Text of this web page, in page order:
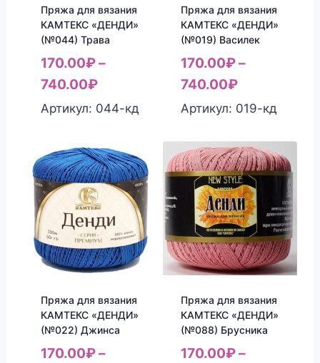
Пряжа для вязания
КАМТЕКС «ДЕНДИ»
(№044) Трава
170.00₽–
740.00₽
Артикул: 044-кд
Пряжа для вязания
КАМТЕКС «ДЕНДИ»
(№019) Василек
170.00₽–
740.00₽
Артикул: 019-кд
Пряжа для вязания
КАМТЕКС «ДЕНДИ»
(№022) Джинса
170.00₽–
Пряжа для вязания
КАМТЕКС «ДЕНДИ»
(№088) Брусника
170.00₽–